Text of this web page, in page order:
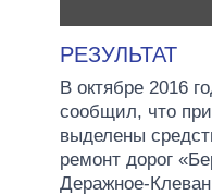
РЕЗУЛЬТАТ
В октябре 2016
сообщил, что
выделены
ремонт дорог
Деражное-